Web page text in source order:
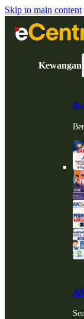
Skip to main content
Kewangan